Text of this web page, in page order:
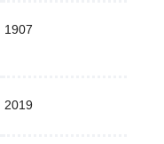
1907
2019